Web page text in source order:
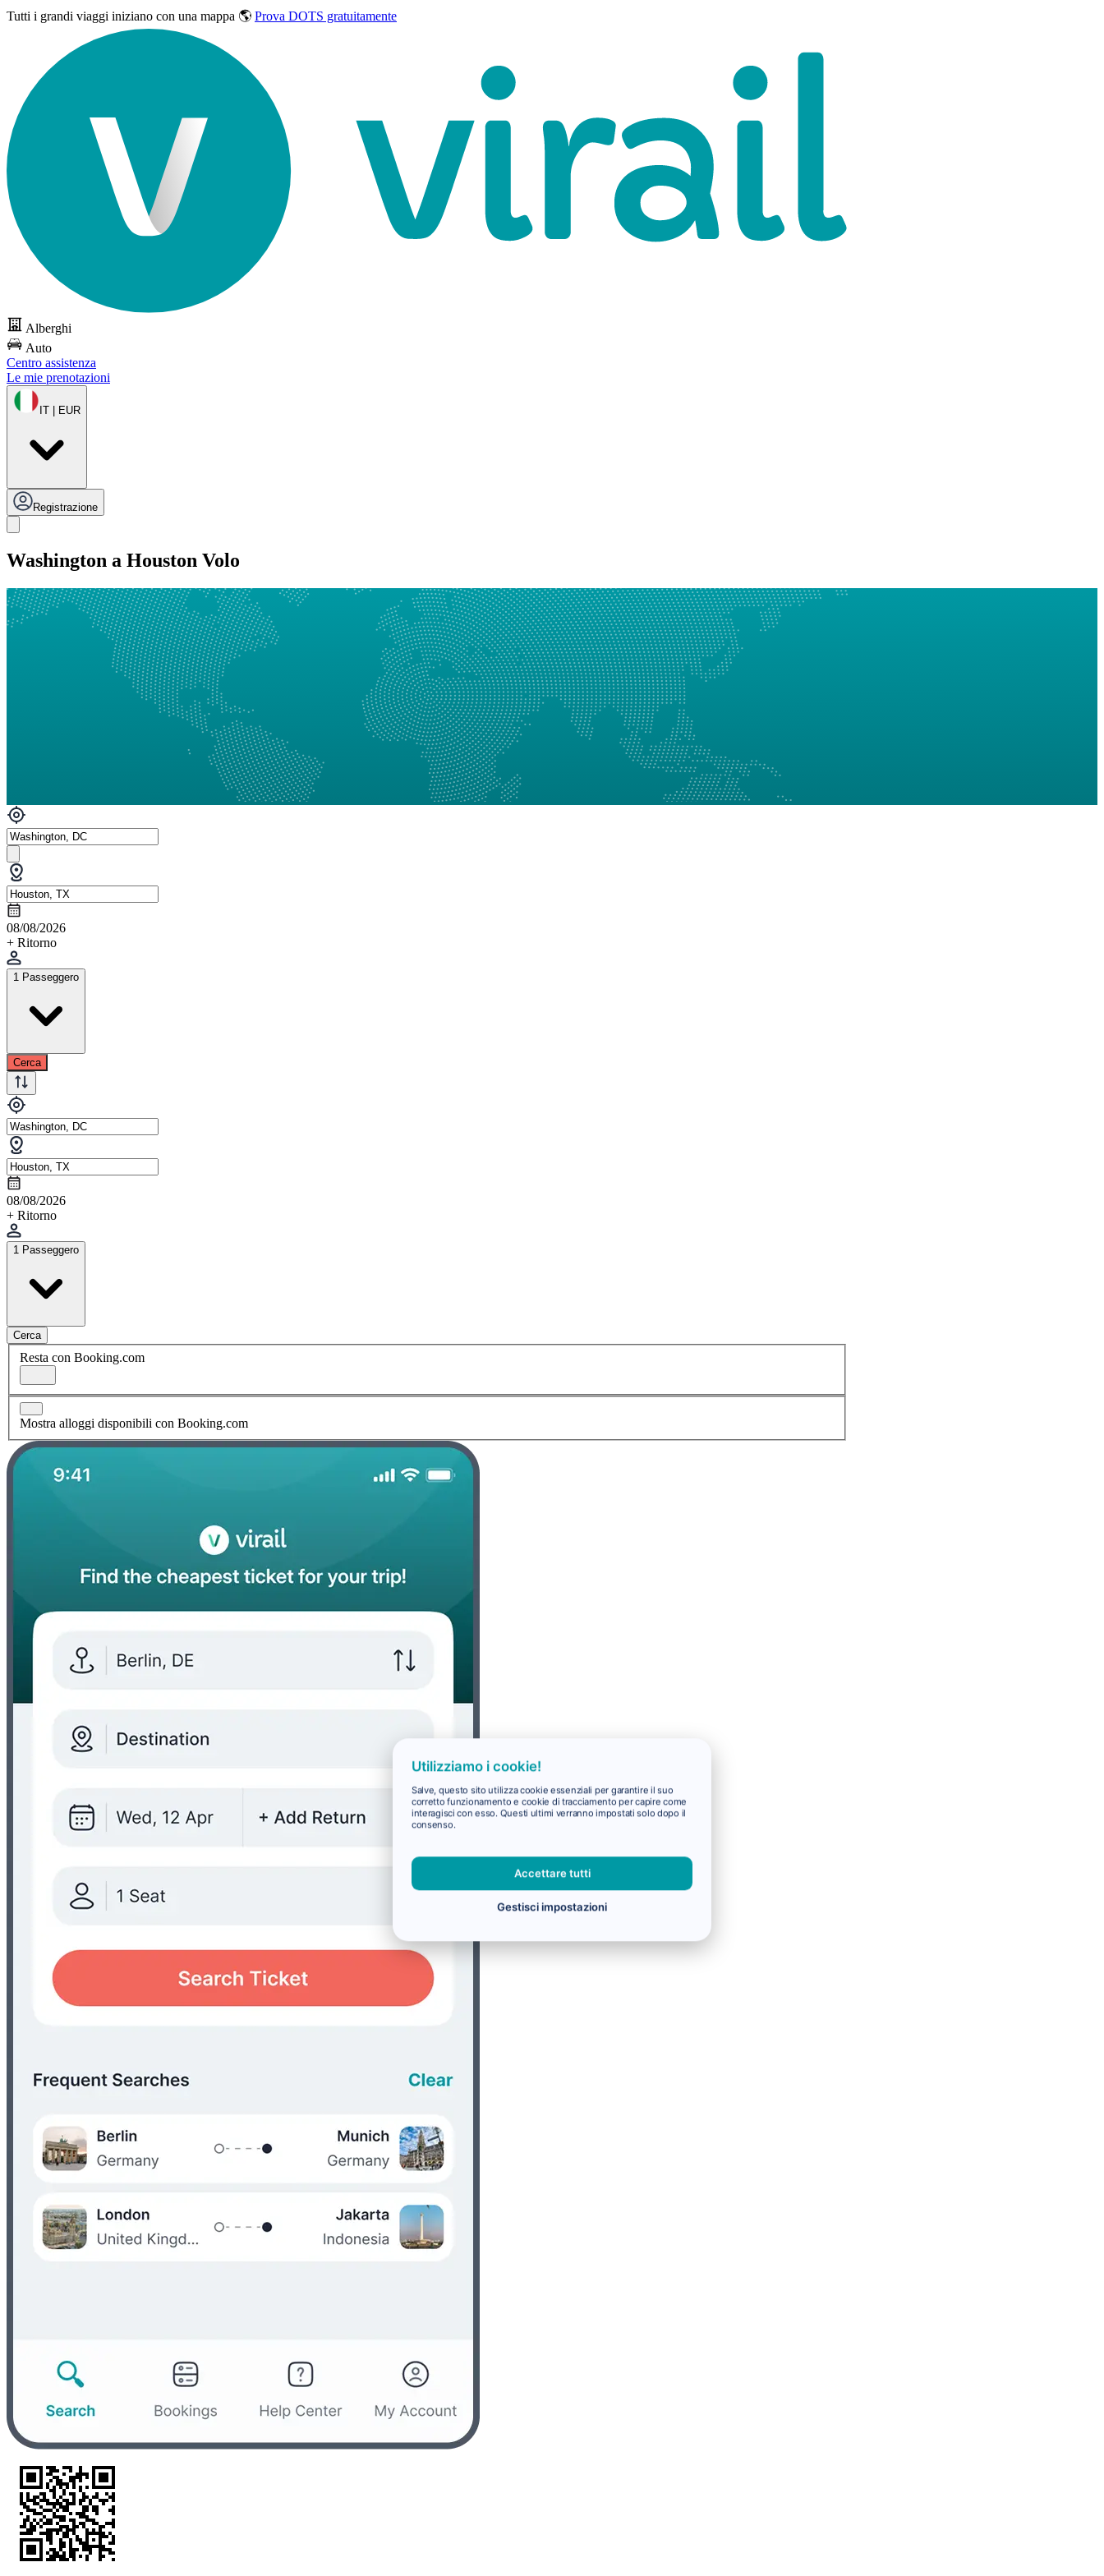
Tutti i grandi viaggi iniziano con una mappa 🌎 Prova DOTS gratuitamente
Alberghi
Auto
Centro assistenza
Le mie prenotazioni
IT | EUR
Registrazione
Washington a Houston Volo
08/08/2026
+ Ritorno
1 Passeggero
Cerca
08/08/2026
+ Ritorno
1 Passeggero
Cerca
Resta con Booking.com
Mostra alloggi disponibili con Booking.com
Utilizziamo i cookie!
Salve, questo sito utilizza cookie essenziali per garantire il suo
corretto funzionamento e cookie di tracciamento per capire come
interagisci con esso. Questi ultimi verranno impostati solo dopo il
consenso.
Accettare tutti
Gestisci impostazioni